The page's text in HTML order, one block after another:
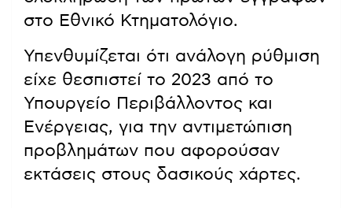
στο Εθνικό Κτηματολόγιο.
Υπενθυμίζεται ότι ανάλογη ρύθμιση
είχε θεσπιστεί το 2023 από το
Υπουργείο Περιβάλλοντος και
Ενέργειας, για την αντιμετώπιση
προβλημάτων που αφορούσαν
εκτάσεις στους δασικούς χάρτες.